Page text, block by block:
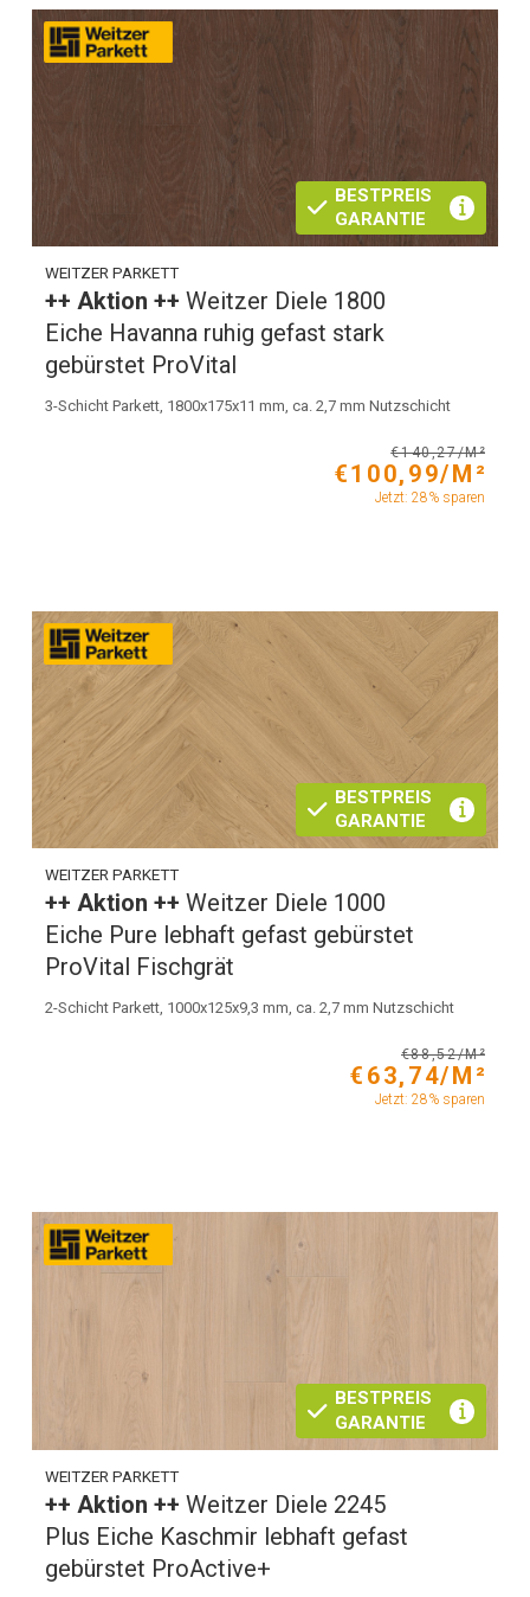
BESTPREIS
GARANTIE
WEITZER PARKETT
++ Aktion ++Weitzer Diele 1800
Eiche Havanna ruhig gefast stark
gebürstet ProVital
3-Schicht Parkett, 1800x175x11 mm, ca. 2,7 mm Nutzschicht
€140,27/M²
€100,99/M²
Jetzt: 28% sparen
BESTPREIS
GARANTIE
WEITZER PARKETT
++ Aktion ++Weitzer Diele 1000
Eiche Pure lebhaft gefast gebürstet
ProVital Fischgrät
2-Schicht Parkett, 1000x125x9,3 mm, ca. 2,7 mm Nutzschicht
€88,52/M²
€63,74/M²
Jetzt: 28% sparen
BESTPREIS
GARANTIE
WEITZER PARKETT
++ Aktion ++Weitzer Diele 2245
Plus Eiche Kaschmir lebhaft gefast
gebürstet ProActive+